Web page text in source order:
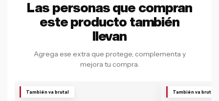
Las personas que compran
este producto también
llevan
Agrega ese extra que protege, complementa y
mejora tu compra.
También va brutal También va brutal